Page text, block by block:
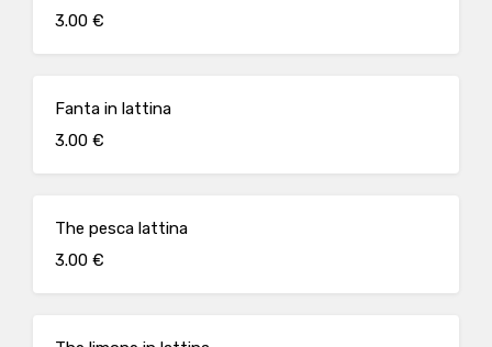
3.00 €
Fanta in lattina
3.00 €
The pesca lattina
3.00 €